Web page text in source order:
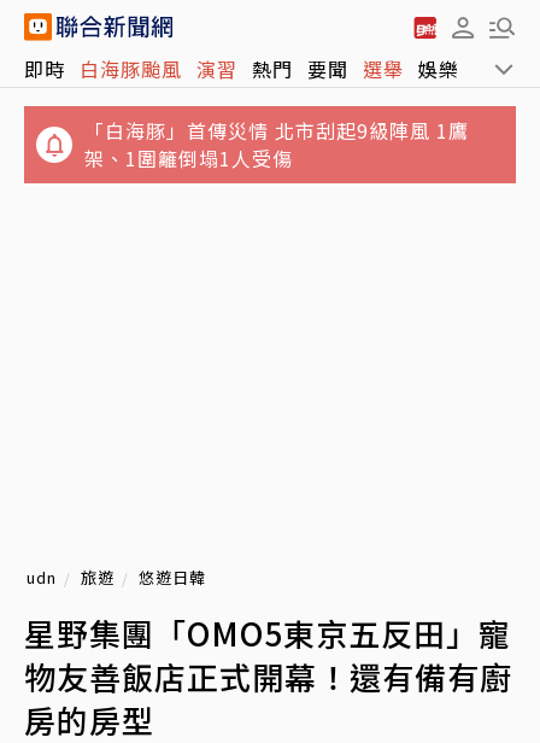
即時 白海豚颱風 演習 熱門 要聞 選舉 娛樂 運動
不滿被管教！高雄國小生嗆老師「娘娘腔、像
個女人」 判決結果出爐
架、1圍籬倒塌1人受傷
udn 旅遊 悠遊日韓
星野集團「OMO5東京五反田」寵
物友善飯店正式開幕！還有備有廚
房的房型